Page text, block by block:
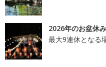
2026年のお盆休
最大9連休となる